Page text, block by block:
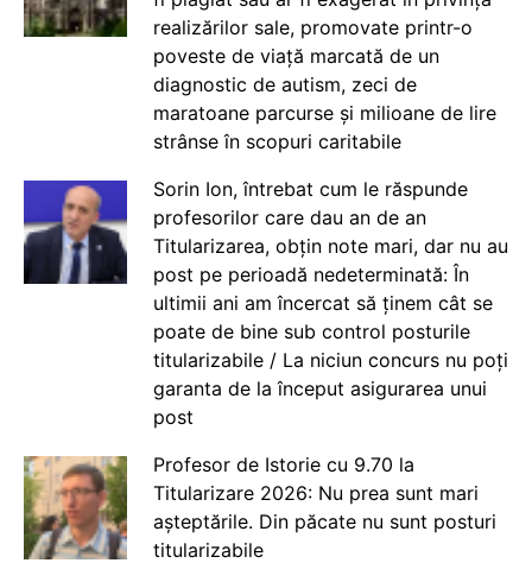
realizărilor sale, promovate printr-o
poveste de viață marcată de un
diagnostic de autism, zeci de
maratoane parcurse și milioane de lire
strânse în scopuri caritabile
Sorin Ion, întrebat cum le răspunde
profesorilor care dau an de an
Titularizarea, obțin note mari, dar nu au
post pe perioadă nedeterminată: În
ultimii ani am încercat să ținem cât se
poate de bine sub control posturile
titularizabile / La niciun concurs nu poți
garanta de la început asigurarea unui
post
Profesor de Istorie cu 9.70 la
Titularizare 2026: Nu prea sunt mari
așteptările. Din păcate nu sunt posturi
titularizabile